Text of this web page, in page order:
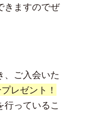
きますのでぜ
、ご入会いた
レゼント！
行っているこ